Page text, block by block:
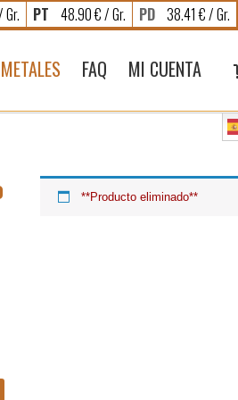
Gr. PT 48.90 € / Gr. PD 38.41 € / Gr.
FAQ MI CUENTA
**Producto eliminado**